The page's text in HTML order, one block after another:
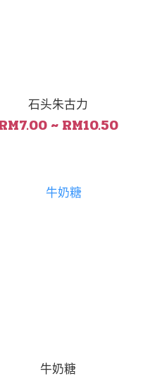
石头朱古力
~ RM10.50
牛奶糖